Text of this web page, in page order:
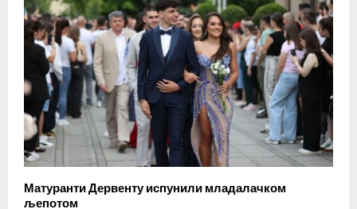
Матуранти Дервенту испунили младалачком
љепотом